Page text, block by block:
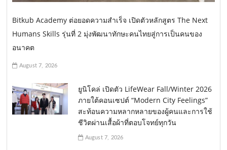
Bitkub Academy ต่อยอดความสำเร็จ เปิดตัวหลักสูตร The Next
Humans Skills รุ่นที่ 2 มุ่งพัฒนาทักษะคนไทยสู่การเป็นคนของ
อนาคต
August 7, 2026
ยูนิโคล่ เปิดตัว LifeWear Fall/Winter 2026
ภายใต้คอนเซปต์ “Modern City Feelings”
สะท้อนความหลากหลายของผู้คนและการใช้
ชีวิตผ่านเสื้อผ้าที่ตอบโจทย์ทุกวัน
August 7, 2026